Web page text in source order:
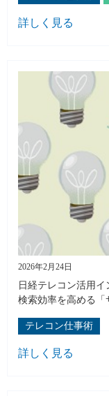
詳しく見る
2026年2月24日
日経テレコン活用イ
検索効率を高める「
テレコン仕事術
詳しく見る